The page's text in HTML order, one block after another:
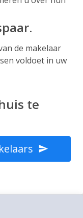
de makelaar
voldoet in uw
te